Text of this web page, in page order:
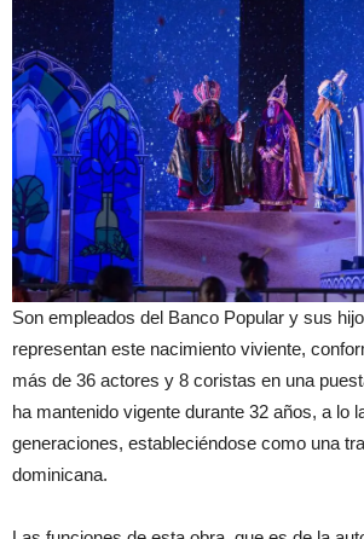
Son empleados del Banco Popular y sus
representan este nacimiento viviente,
más de 36 actores y 8 coristas en una
ha mantenido vigente durante 32 años, a lo
generaciones, estableciéndose como una
dominicana.